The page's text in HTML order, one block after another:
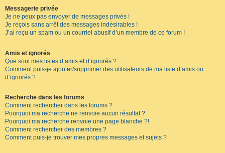
Messagerie privée
Je ne peux pas envoyer de messages privés !
Je reçois sans arrêt des messages indésirables !
J’ai reçu un spam ou un courriel abusif d’un membre de ce forum !
Amis et ignorés
Que sont mes listes d’amis et d’ignorés ?
Comment puis-je ajouter/supprimer des utilisateurs de ma liste d’amis ou
d’ignorés ?
Recherche dans les forums
Comment rechercher dans les forums ?
Pourquoi ma recherche ne renvoie aucun résultat ?
Pourquoi ma recherche renvoie une page blanche ?!
Comment rechercher des membres ?
Comment puis-je trouver mes propres messages et sujets ?